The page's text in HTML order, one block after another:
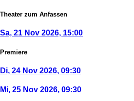
Theater zum Anfassen
Sa, 21 Nov 2026, 15:00
Premiere
Di, 24 Nov 2026, 09:30
Mi, 25 Nov 2026, 09:30